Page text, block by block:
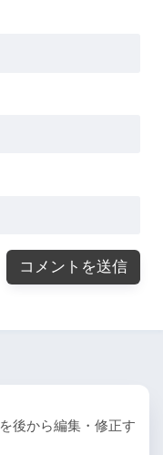
後から編集・修正す